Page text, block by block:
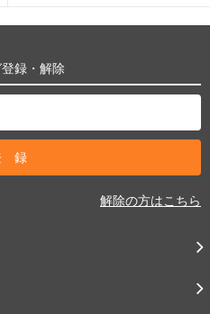
登録・解除
解除の方はこちら